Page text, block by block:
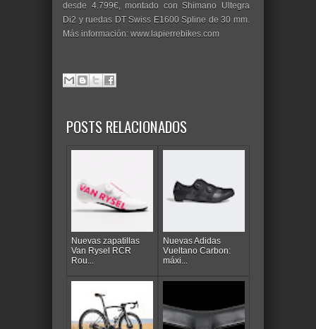
desde 4.799€, montado con Shimano Ultegra
Di2 y ruedas DT Swiss E1600 Spline de 30 mm.
Más información: www.lapierrebikes.com
POSTS RELACIONADOS
Nuevas zapatillas
Van Rysel RCR
Rou...
Nuevas Adidas
Vueltano Carbon:
máxi...